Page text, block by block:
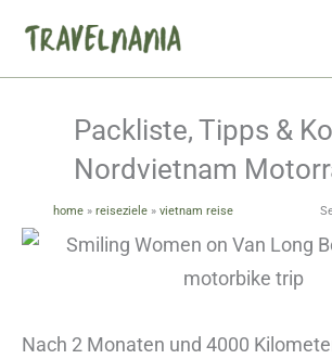
Inhalt
springen
Packliste, Tipps &
Nordvietnam
home »reiseziele »vietnam reise
Nach 2 Monaten und 4000